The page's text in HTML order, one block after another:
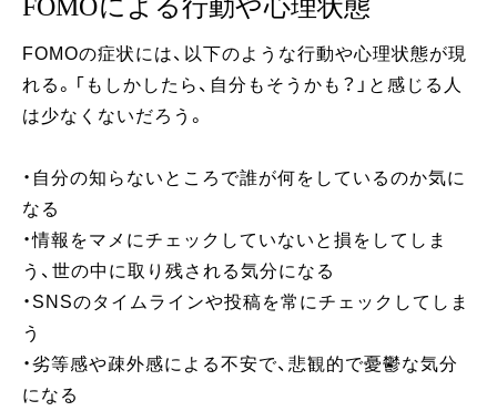
FOMOによる行動や心理状態
FOMOの症状には、以下のような行動や心理状態が現
れる。「もしかしたら、自分もそうかも？」と感じる人
は少なくないだろう。
・自分の知らないところで誰が何をしているのか気に
なる
・情報をマメにチェックしていないと損をしてしま
う、世の中に取り残される気分になる
・SNSのタイムラインや投稿を常にチェックしてしま
う
・劣等感や疎外感による不安で、悲観的で憂鬱な気分
になる